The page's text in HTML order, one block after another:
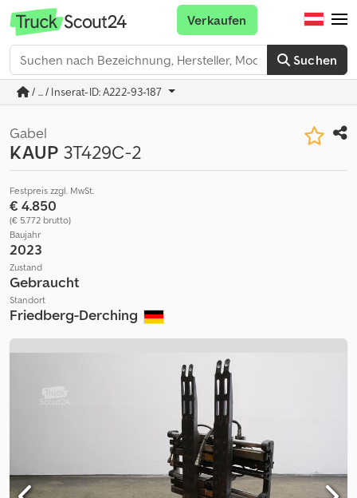
Suchen
Verkaufen
/ ... / Inserat-ID: A222-93-187
Gabel
KAUP 3T429C-2
Festpreis zzgl. MwSt.
€ 4.850
(€ 5.772 brutto)
Baujahr
2023
Zustand
Gebraucht
Standort
Friedberg-Derching